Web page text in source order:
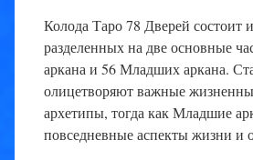
Колода Таро 78 Дверей состоит
разделенных на две основные
аркана и 56 Младших аркана.
олицетворяют важные
архетипы, тогда как Младшие
повседневные аспекты жизни и